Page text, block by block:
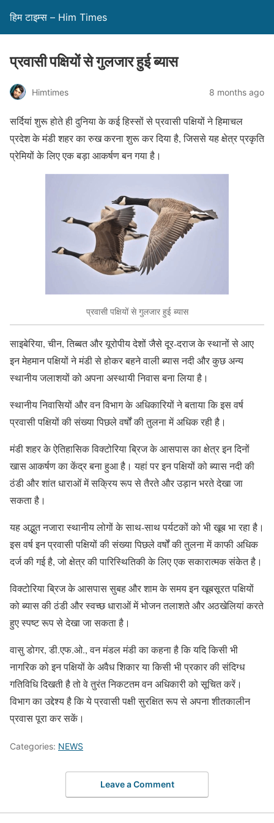
हिम टाइम्स – Him Times
प्रवासी पक्षियों से गुलजार हुई ब्यास
Himtimes 8 months ago
सर्दियां शुरू होते ही दुनिया के कई हिस्सों से प्रवासी पक्षियों ने हिमाचल
प्रदेश के मंडी शहर का रुख करना शुरू कर दिया है, जिससे यह क्षेत्र प्रकृति
प्रेमियों के लिए एक बड़ा आकर्षण बन गया है।
प्रवासी पक्षियों से गुलजार हुई ब्यास
साइबेरिया, चीन, तिब्बत और यूरोपीय देशों जैसे दूर-दराज के स्थानों से आए
इन मेहमान पक्षियों ने मंडी से होकर बहने वाली ब्यास नदी और कुछ अन्य
स्थानीय जलाशयों को अपना अस्थायी निवास बना लिया है।
स्थानीय निवासियों और वन विभाग के अधिकारियों ने बताया कि इस वर्ष
प्रवासी पक्षियों की संख्या पिछले वर्षों की तुलना में अधिक रही है।
मंडी शहर के ऐतिहासिक विक्टोरिया ब्रिज के आसपास का क्षेत्र इन दिनों
खास आकर्षण का केंद्र बना हुआ है। यहां पर इन पक्षियों को ब्यास नदी की
ठंडी और शांत धाराओं में सक्रिय रूप से तैरते और उड़ान भरते देखा जा
सकता है।
यह अद्भुत नजारा स्थानीय लोगों के साथ-साथ पर्यटकों को भी खूब भा रहा है।
इस वर्ष इन प्रवासी पक्षियों की संख्या पिछले वर्षों की तुलना में काफी अधिक
दर्ज की गई है, जो क्षेत्र की पारिस्थितिकी के लिए एक सकारात्मक संकेत है।
विक्टोरिया ब्रिज के आसपास सुबह और शाम के समय इन खूबसूरत पक्षियों
को ब्यास की ठंडी और स्वच्छ धाराओं में भोजन तलाशते और अठखेलियां करते
हुए स्पष्ट रूप से देखा जा सकता है।
वासु डोगर, डी.एफ.ओ., वन मंडल मंडी का कहना है कि यदि किसी भी
नागरिक को इन पक्षियों के अवैध शिकार या किसी भी प्रकार की संदिग्ध
गतिविधि दिखती है तो वे तुरंत निकटतम वन अधिकारी को सूचित करें।
विभाग का उद्देश्य है कि ये प्रवासी पक्षी सुरक्षित रूप से अपना शीतकालीन
प्रवास पूरा कर सकें।
Categories: NEWS
Leave a Comment